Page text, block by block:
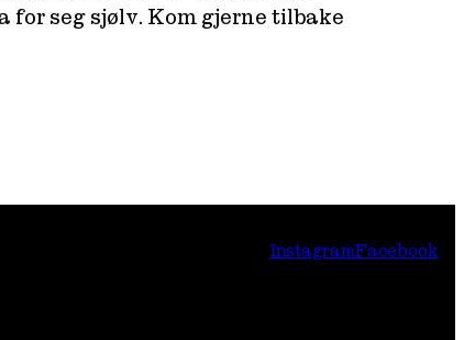
seg sjølv. Kom gjerne tilbake
InstagramFacebook